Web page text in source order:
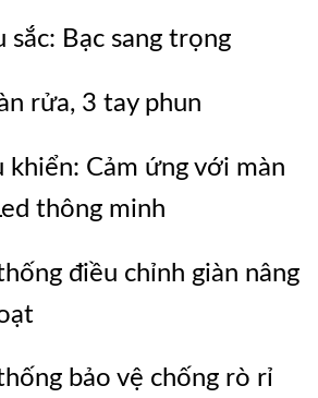
sắc: Bạc sang trọng
rửa, 3 tay phun
khiển: Cảm ứng với màn
thông minh
điều chỉnh giàn nâng
bảo vệ chống rò rỉ